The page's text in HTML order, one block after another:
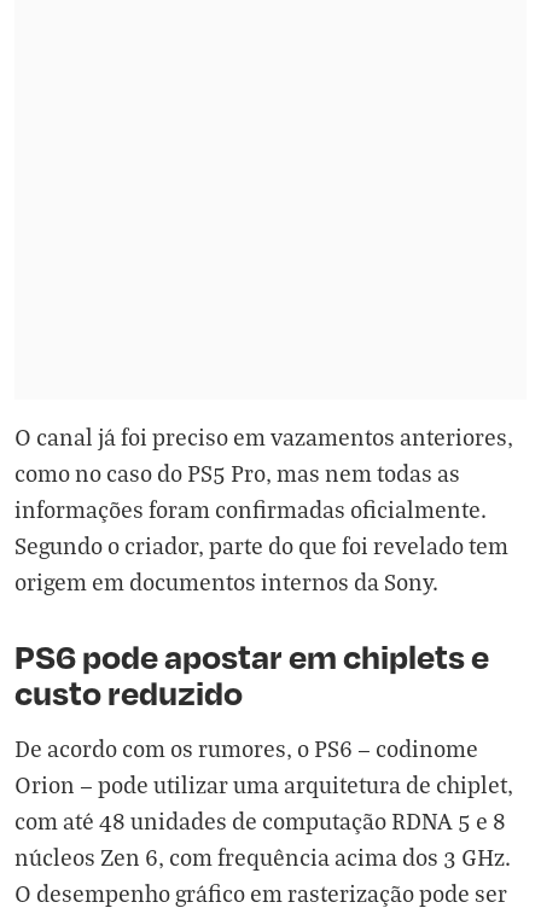
O canal já foi preciso em vazamentos anteriores,
como no caso do PS5 Pro, mas nem todas as
informações foram confirmadas oficialmente.
Segundo o criador, parte do que foi revelado tem
origem em documentos internos da Sony.
PS6 pode apostar em chiplets e
custo reduzido
De acordo com os rumores, o PS6 — codinome
Orion — pode utilizar uma arquitetura de chiplet,
com até 48 unidades de computação RDNA 5 e 8
núcleos Zen 6, com frequência acima dos 3 GHz.
O desempenho gráfico em rasterização pode ser